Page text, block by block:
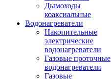
Дымоходы
коаксиальные
Водонагреватели
Накопительные
электрические
водонагреватели
Газовые проточные
водонагреватели
Газовые